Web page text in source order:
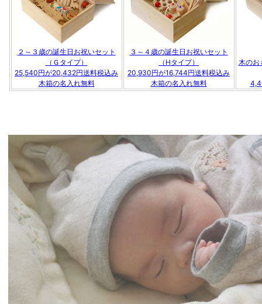
２～３歳の誕生日お祝いセット
（Ｇタイプ）
25,540円が20,432円送料税込み
木箱の名入れ無料
３～４歳の誕生日お祝いセット
（Hタイプ）
20,930円が16,744円送料税込み
木箱の名入れ無料
木のお